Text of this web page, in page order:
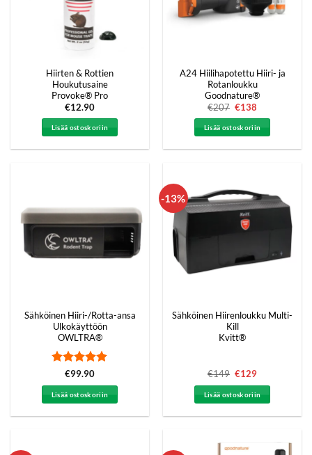
Hiirten & Rottien
Houkutusaine
Provoke® Pro
€12.90
Lisää ostoskoriin
A24 Hiilihapotettu Hiiri- ja
Rotanloukku
Goodnature®
€207 Alkuperäinen
oli:
€207.
€138
€138.
Lisää ostoskoriin
Sähköinen Hiiri-/Rotta-ansa
Ulkokäyttöön
OWLTRA®
Arvostelu
tuotteesta:5
/ 5
€99.90
Lisää ostoskoriin
-13%
Sähköinen Hiirenloukku Multi-
Kill
Kvitt®
€149 Alkuperäinen
oli:
€149.
€129Nykyinen
€129.
Lisää ostoskoriin